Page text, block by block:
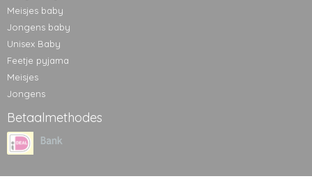
Meisjes baby
Jongens baby
Unisex Baby
Feetje pyjama
Meisjes
Jongens
Betaalmethodes